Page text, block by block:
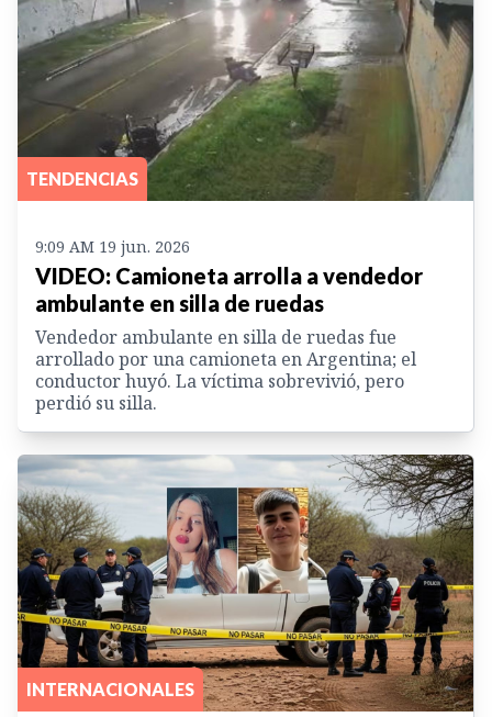
TENDENCIAS
9:09 AM 19 jun. 2026
VIDEO: Camioneta arrolla a vendedor
ambulante en silla de ruedas
Vendedor ambulante en silla de ruedas fue
arrollado por una camioneta en Argentina; el
conductor huyó. La víctima sobrevivió, pero
perdió su silla.
INTERNACIONALES